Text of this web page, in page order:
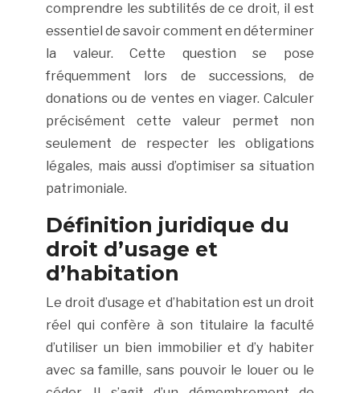
comprendre les subtilités de ce droit, il est
essentiel de savoir comment en déterminer
la valeur. Cette question se pose
fréquemment lors de successions, de
donations ou de ventes en viager. Calculer
précisément cette valeur permet non
seulement de respecter les obligations
légales, mais aussi d’optimiser sa situation
patrimoniale.
Définition juridique du
droit d’usage et
d’habitation
Le droit d’usage et d’habitation est un droit
réel qui confère à son titulaire la faculté
d’utiliser un bien immobilier et d’y habiter
avec sa famille, sans pouvoir le louer ou le